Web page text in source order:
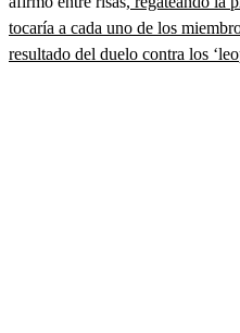
tocaría a cada uno de los
resultado del duelo contra los